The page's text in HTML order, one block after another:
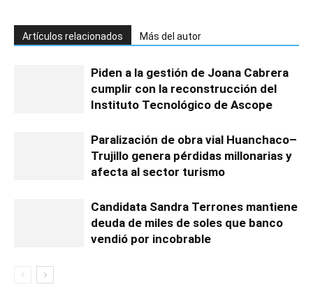
Artículos relacionados Más del autor
Piden a la gestión de Joana Cabrera
cumplir con la reconstrucción del
Instituto Tecnológico de Ascope
Paralización de obra vial Huanchaco–
Trujillo genera pérdidas millonarias y
afecta al sector turismo
Candidata Sandra Terrones mantiene
deuda de miles de soles que banco
vendió por incobrable